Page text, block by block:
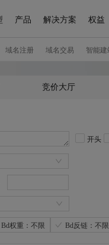
竞价大厅
开头
Bd权重：不限 Bd反链：不限